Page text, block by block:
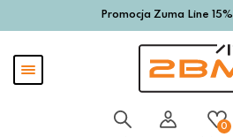
Przejdź
głównego
Przejdź
menu
stopce
Promocja Zuma Line 15%
Pokaż
menu
0